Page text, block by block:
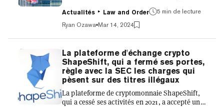
Présenté comme la législation la plus
complète au monde en matière d'IA, le
règlement sur l'intelligence artificielle entrera
en vigueur plus tard cette année. L'Acte sur
l'IA vise à protéger les droits fondamentaux, la
démocratie, l'État de droit et la durabilité
environnementale contre les IA à haut risque,
a déclaré le Parlement européen dans son
annonce officielle, tout...
Actualités Law and Order
5 min de lecture
Ryan Ozawa Mar 14, 2024
La plateforme d'échange crypto
ShapeShift, qui a fermé ses portes,
règle avec la SEC les charges qui
pèsent sur des titres illégaux
La plateforme de cryptomonnaie ShapeShift,
qui a cessé ses activités en 2021, a accepté une